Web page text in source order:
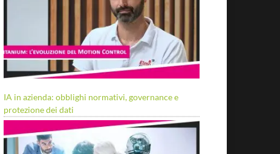
IA in azienda: obblighi normativi, governance e
protezione dei dati